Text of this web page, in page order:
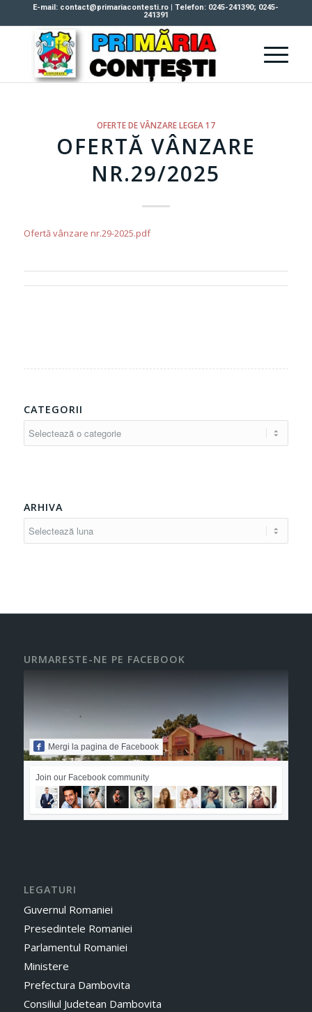
E-mail: contact@primariacontesti.ro | Telefon: 0245-241390; 0245-
241391
OFERTE DE VÂNZARE LEGEA 17
OFERTĂ VÂNZARE
NR.29/2025
Ofertă vânzare nr.29-2025.pdf
CATEGORII
ARHIVA
URMARESTE-NE PE FACEBOOK
Mergi la pagina de Facebook
Join our Facebook community
LEGATURI
Guvernul Romaniei
Presedintele Romaniei
Parlamentul Romaniei
Ministere
Prefectura Dambovita
Consiliul Judetean Dambovita